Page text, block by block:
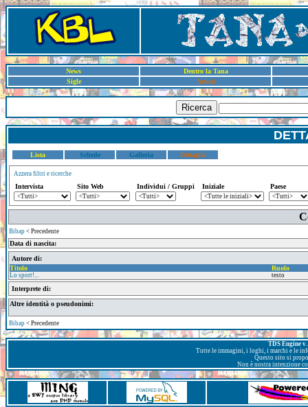
News
Dentro la Tana
Sigle
Artisti
Ricerca
Lista Schede Galleria Dettaglio
Azzera filtri e ricerche
Intervista Sito Web Individui / Gruppi Iniziale Paese
Bibap < Precedente
Data di nascita:
Autore di:
Titolo
Ruolo
Lo sport!... testo
Interprete di:
Altre identità o pseudonimi:
Bibap < Precedente
TDS Engine
Tutte le immagini, i loghi, i marchi e le
Questo sito si
Non è nostra intenzione